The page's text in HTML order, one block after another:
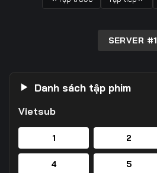
SERVER #1
Danh sách tập phim
Vietsub
1 2
4 5